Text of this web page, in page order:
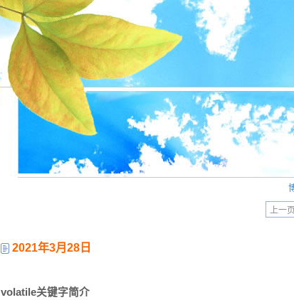
上一页
2021年3月28日
volatile关键字简介